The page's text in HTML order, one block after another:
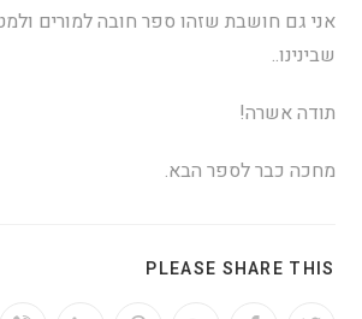
אני גם חושבת שזהו ספר חובה למורים
שבינינו..
תודה אשרה!
מחכה כבר לספר הבא.
PLEASE SHARE THIS